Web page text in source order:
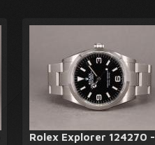
Rolex Explorer 124270 -